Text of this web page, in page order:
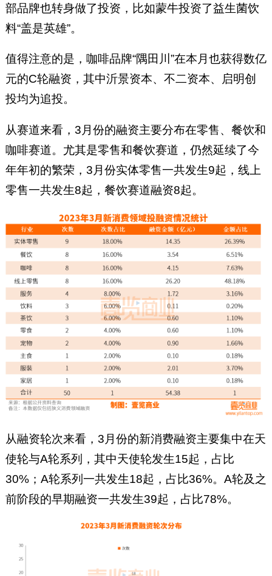
部品牌也转身做了投资，比如蒙牛投资了益生菌饮
料“盖是英雄”。
值得注意的是，咖啡品牌“隅田川”在本月也获得数亿
元的C轮融资，其中沂景资本、不二资本、启明创
投均为追投。
从赛道来看，3月份的融资主要分布在零售、餐饮和
咖啡赛道。尤其是零售和餐饮赛道，仍然延续了今
年年初的繁荣，3月份实体零售一共发生9起，线上
零售一共发生8起，餐饮赛道融资8起。
从融资轮次来看，3月份的新消费融资主要集中在天
使轮与A轮系列，其中天使轮发生15起，占比
30%；A轮系列一共发生18起，占比36%。A轮及之
前阶段的早期融资一共发生39起，占比78%。